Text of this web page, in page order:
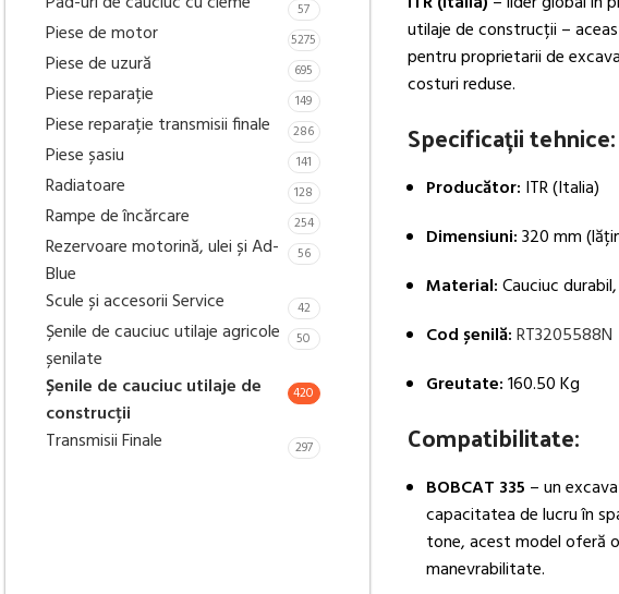
57
Piese de motor 5275
Piese de uzură 695
Piese reparație 149
Piese reparație transmisii finale 286
Piese șasiu 141
Radiatoare 128
Rampe de încărcare 254
Rezervoare motorină, ulei și Ad-
Blue
56
Scule și accesorii Service 42
Șenile de cauciuc utilaje agricole
șenilate
50
Șenile de cauciuc utilaje de
construcții
420
Transmisii Finale 297
utilaje de construcții –
pentru proprietarii de
costuri reduse.
Specificații tehnice:
Producător: ITR (Italia)
Dimensiuni:320 mm
Material:Cauciuc
Cod șenilă:RT3205588N
Greutate:160.50 Kg
Compatibilitate:
BOBCAT 335 – un
capacitatea de lucru în
tone, acest model oferă
manevrabilitate.